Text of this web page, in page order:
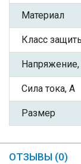
Материал
Класс
Напряжение,
Сила тока, А
Размер
ОТЗЫВЫ (0)